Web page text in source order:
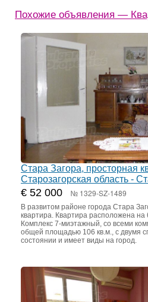
Похожие объявления —
Стара Загора, просторная
Старозагорская область -
€ 52 000 № 1329-SZ-1489
В развитом районе города Стара
квартира. Квартира расположена
Комплекс 7-миэтажный, со всеми
общей площадью 106 кв.м., с двумя
состоянии и имеет виды на город.